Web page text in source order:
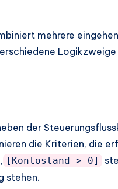
mehrere
der
die Kriterien, die
[Kontostand > 0]
stehen.